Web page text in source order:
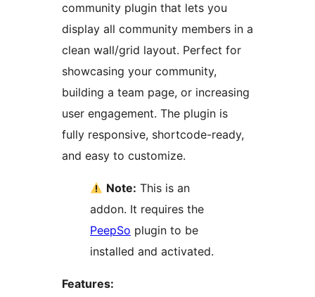
community plugin that lets you
display all community members in a
clean wall/grid layout. Perfect for
showcasing your community,
building a team page, or increasing
user engagement. The plugin is
fully responsive, shortcode-ready,
and easy to customize.
Note: This is an
addon. It requires the
PeepSo plugin to be
installed and activated.
Features: